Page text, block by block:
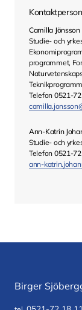
Camilla Jönsson
Studie- och
programmet,
Telefon 0521-
Ann-Katrin
Studie- och
Telefon 0521-72
ann-
Birger